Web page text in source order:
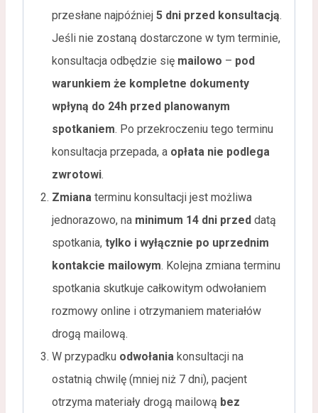
przesłane najpóźniej 5 dni przed konsultacją.
Jeśli nie zostaną dostarczone w tym terminie,
konsultacja odbędzie się mailowo – pod
warunkiem że kompletne dokumenty
wpłyną do 24h przed planowanym
spotkaniem. Po przekroczeniu tego terminu
konsultacja przepada, a opłata nie podlega
zwrotowi.
Zmiana terminu konsultacji jest możliwa
jednorazowo, na minimum 14 dni przed datą
spotkania, tylko i wyłącznie po uprzednim
kontakcie mailowym. Kolejna zmiana terminu
spotkania skutkuje całkowitym odwołaniem
rozmowy online i otrzymaniem materiałów
drogą mailową.
W przypadku odwołania konsultacji na
ostatnią chwilę (mniej niż 7 dni), pacjent
otrzyma materiały drogą mailową bez